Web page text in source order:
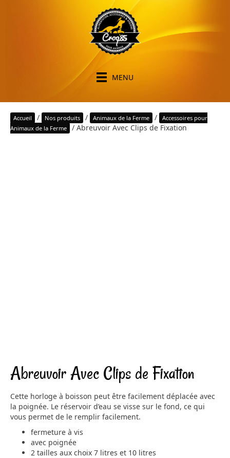
MENU
Accueil / Nos produits / Animaux de la Ferme /
Accessoires pour
Animaux de la Ferme
/ Abreuvoir Avec Clips de Fixation
Abreuvoir Avec Clips de Fixation
Cette horloge à boisson peut être facilement déplacée avec
la poignée. Le réservoir d’eau se visse sur le fond, ce qui
vous permet de le remplir facilement.
fermeture à vis
avec poignée
2 tailles aux choix 7 litres et 10 litres